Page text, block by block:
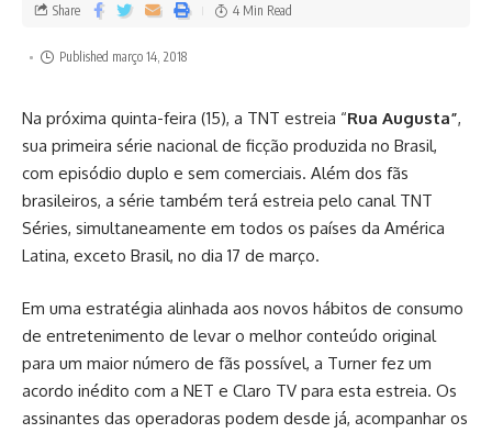
Published março 14, 2018
Share 4 Min Read
Na próxima quinta-feira (15), a TNT estreia “Rua Augusta”,
sua primeira série nacional de ficção produzida no Brasil,
com episódio duplo e sem comerciais. Além dos fãs
brasileiros, a série também terá estreia pelo canal TNT
Séries, simultaneamente em todos os países da América
Latina, exceto Brasil, no dia 17 de março.
Em uma estratégia alinhada aos novos hábitos de consumo
de entretenimento de levar o melhor conteúdo original
para um maior número de fãs possível, a Turner fez um
acordo inédito com a NET e Claro TV para esta estreia. Os
assinantes das operadoras podem desde já, acompanhar os